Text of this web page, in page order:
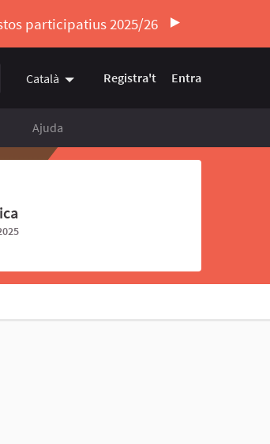
participatius 2025/26
Català Triar la llengua Elegir el idioma
Registra't Entra
Ajuda